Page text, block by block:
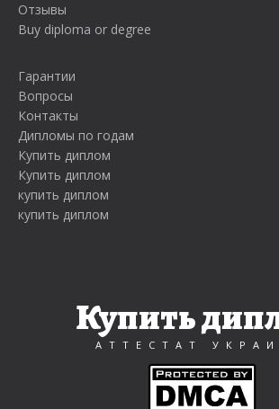
Отзывы
Buy diploma or degree
Гарантии
Вопросы
Контакты
Дипломы по годам
Купить диплом
Купить диплом
купить диплом
купить диплом
Купить
АТТЕСТАТ